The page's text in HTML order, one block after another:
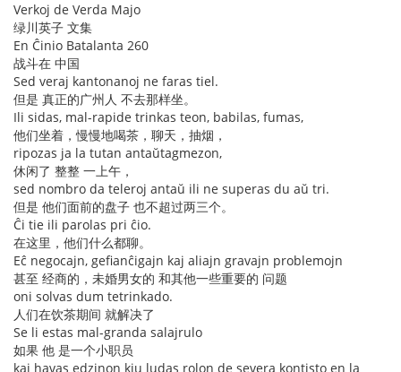
Verkoj de Verda Majo
绿川英子 文集
En Ĉinio Batalanta 260
战斗在 中国
Sed veraj kantonanoj ne faras tiel.
但是 真正的广州人 不去那样坐。
Ili sidas, mal-rapide trinkas teon, babilas, fumas,
他们坐着，慢慢地喝茶，聊天，抽烟，
ripozas ja la tutan antaŭtagmezon,
休闲了 整整 一上午，
sed nombro da teleroj antaŭ ili ne superas du aŭ tri.
但是 他们面前的盘子 也不超过两三个。
Ĉi tie ili parolas pri ĉio.
在这里，他们什么都聊。
Eĉ negocajn, gefianĉigajn kaj aliajn gravajn problemojn
甚至 经商的，未婚男女的 和其他一些重要的 问题
oni solvas dum tetrinkado.
人们在饮茶期间 就解决了
Se li estas mal-granda salajrulo
如果 他 是一个小职员
kaj havas edzinon kiu ludas rolon de severa kontisto en la